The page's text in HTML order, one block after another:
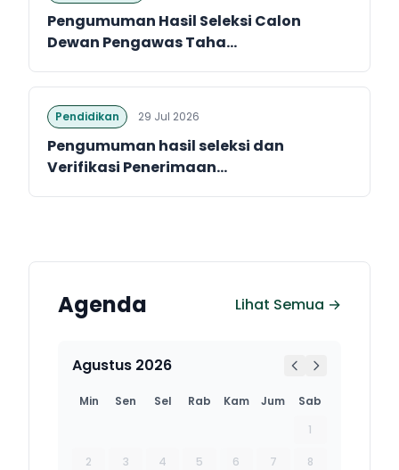
Pengumuman Hasil Seleksi Calon
Dewan Pengawas Taha...
Pendidikan 29 Jul 2026
Pengumuman hasil seleksi dan
Verifikasi Penerimaan...
Agenda Lihat Semua →
Agustus 2026
Min Sen Sel Rab Kam Jum
Sab
1
2 3 4 5 6 7 8